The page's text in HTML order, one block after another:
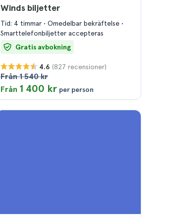
Winds biljetter
Tid: 4 timmar
Omedelbar bekräftelse
Smarttelefonbiljetter accepteras
Gratis avbokning
4.6 (827 recensioner)
Från 1 540 kr
Från 1 400 kr per person